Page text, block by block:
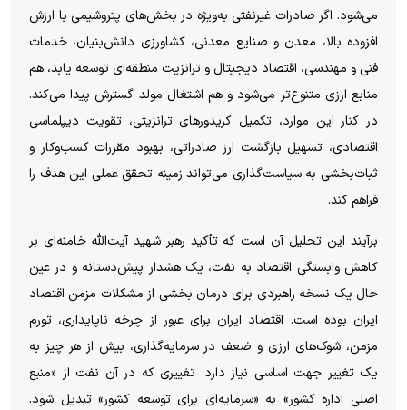
می‌شود. اگر صادرات غیرنفتی به‌ویژه در بخش‌های پتروشیمی با ارزش
افزوده بالا، معدن و صنایع معدنی، کشاورزی دانش‌بنیان، خدمات
فنی و مهندسی، اقتصاد دیجیتال و ترانزیت منطقه‌ای توسعه یابد، هم
منابع ارزی متنوع‌تر می‌شود و هم اشتغال مولد گسترش پیدا می‌کند.
در کنار این موارد، تکمیل کریدور‌های ترانزیتی، تقویت دیپلماسی
اقتصادی، تسهیل بازگشت ارز صادراتی، بهبود مقررات کسب‌وکار و
ثبات‌بخشی به سیاست‌گذاری می‌تواند زمینه تحقق عملی این هدف را
فراهم کند.
برآیند این تحلیل آن است که تأکید رهبر شهید آیت‌الله خامنه‌ای بر
کاهش وابستگی اقتصاد به نفت، یک هشدار پیش‌دستانه و در عین
حال یک نسخه راهبردی برای درمان بخشی از مشکلات مزمن اقتصاد
ایران بوده است. اقتصاد ایران برای عبور از چرخه ناپایداری، تورم
مزمن، شوک‌های ارزی و ضعف در سرمایه‌گذاری، بیش از هر چیز به
یک تغییر جهت اساسی نیاز دارد؛ تغییری که در آن نفت از «منبع
اصلی اداره کشور» به «سرمایه‌ای برای توسعه کشور» تبدیل شود.